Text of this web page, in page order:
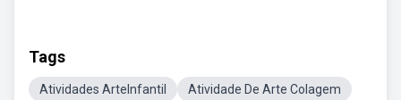
Tags
Atividades ArteInfantil Atividade De Arte Colagem